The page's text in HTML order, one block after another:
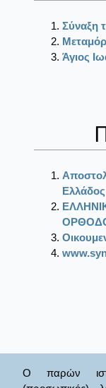
Σύναξη
Άγιος
Ελλάδος
Ο παρών